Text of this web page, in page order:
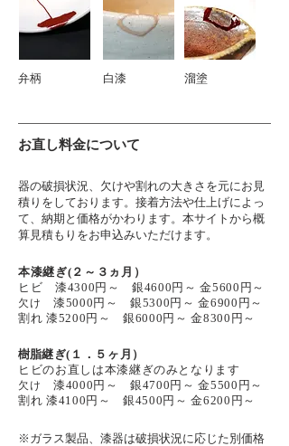
​弁柄 ​白漆 ​溜塗
お直し料金について
器の破損状況、欠けや割れの大きさを元にお見
積りをしております。接着方法や仕上げによっ
て、納期と価格がかわります。本サイトから概
算見積もりをお申込みいただけます。
本漆継ぎ(２～３ヵ月）
ヒビ 漆4300円～ 銀4600円～ 金5600 円～
欠け
漆5000円～ 銀5300円～ 金6900円～
割れ 漆5200円～ 銀6000円～ 金8300円～
樹脂継ぎ(１．５ヶ月）
ヒビのお直しは本漆継ぎのみとなります
欠け 漆4000 円～ 銀4700円～ 金5500円～
割れ 漆4100円～ 銀4500円～ 金6200円～
※ガラス製品、漆器は破損状況に応じた別価格